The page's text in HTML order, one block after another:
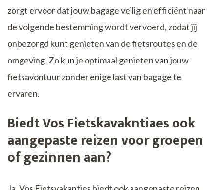
zorgt ervoor dat jouw bagage veilig en efficiënt naar
de volgende bestemming wordt vervoerd, zodat jij
onbezorgd kunt genieten van de fietsroutes en de
omgeving. Zo kun je optimaal genieten van jouw
fietsavontuur zonder enige last van bagage te
ervaren.
Biedt Vos Fietskavakntiaes ook
aangepaste reizen voor groepen
of gezinnen aan?